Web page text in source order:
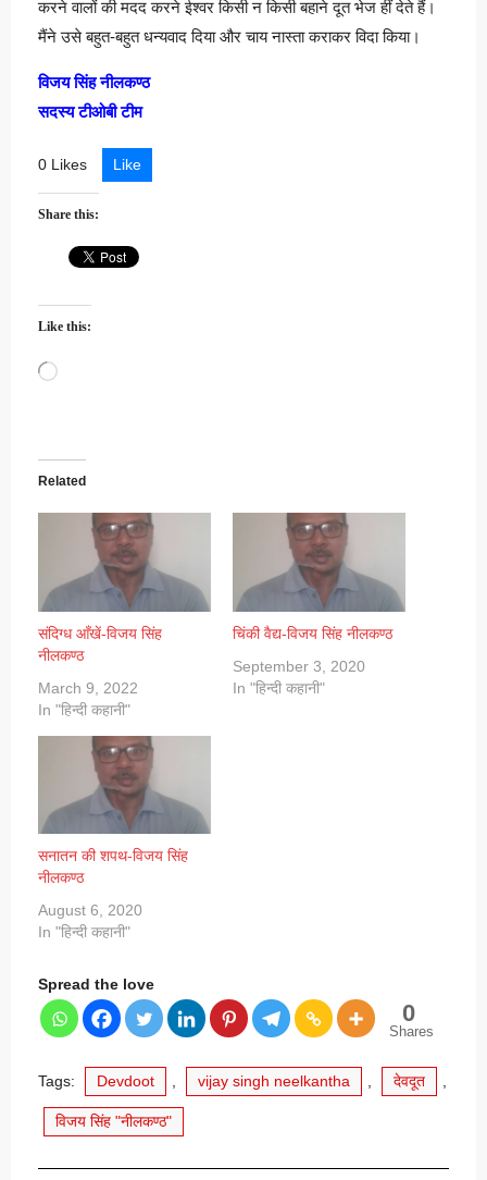
करने वालों की मदद करने ईश्वर किसी न किसी बहाने दूत भेज हीं देते हैं।
मैंने उसे बहुत-बहुत धन्यवाद दिया और चाय नास्ता कराकर विदा किया।
विजय सिंह नीलकण्ठ
सदस्य टीओबी टीम
0 Likes Like
Share this:
Like this:
Loading…
Related
संदिग्ध आँखें-विजय सिंह
नीलकण्ठ
March 9, 2022
In "हिन्दी कहानी"
चिंकी वैद्य-विजय सिंह नीलकण्ठ
September 3, 2020
In "हिन्दी कहानी"
सनातन की शपथ-विजय सिंह
नीलकण्ठ
August 6, 2020
In "हिन्दी कहानी"
Spread the love
0
Shares
Tags: Devdoot , vijay singh neelkantha , देवदूत ,
विजय सिंह "नीलकण्ठ"